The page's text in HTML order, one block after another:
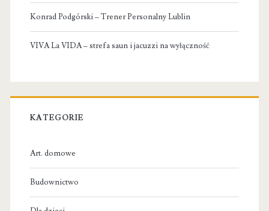
Konrad Podgórski – Trener Personalny Lublin
VIVA La VIDA – strefa saun i jacuzzi na wyłączność
KATEGORIE
Art. domowe
Budownictwo